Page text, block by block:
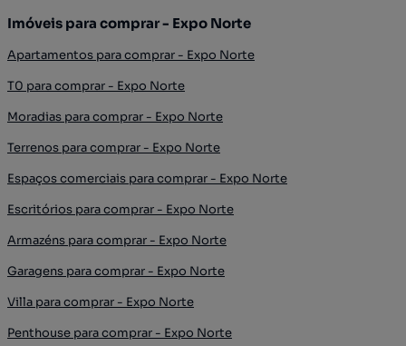
Imóveis para comprar - Expo Norte
Apartamentos para comprar - Expo Norte
T0 para comprar - Expo Norte
Moradias para comprar - Expo Norte
Terrenos para comprar - Expo Norte
Espaços comerciais para comprar - Expo Norte
Escritórios para comprar - Expo Norte
Armazéns para comprar - Expo Norte
Garagens para comprar - Expo Norte
Villa para comprar - Expo Norte
Penthouse para comprar - Expo Norte